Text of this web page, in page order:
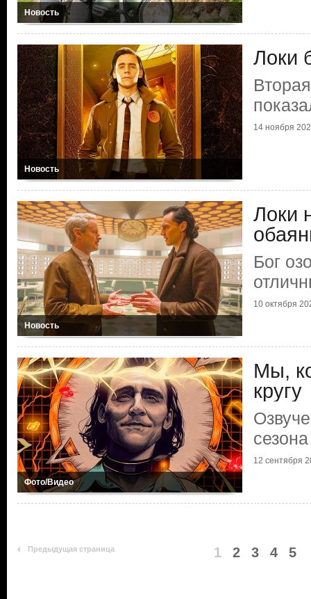
Новость
Новость
Локи
14 ноября
Новость
Локи
Бог
10 октября
Фото/Видео
Мы,
кругу
12 сентября
Предыдущая страница 1 2 3 4 5